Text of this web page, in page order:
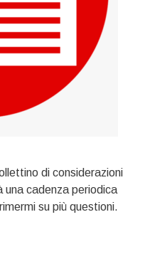
di considerazioni
una cadenza periodica
su più questioni.